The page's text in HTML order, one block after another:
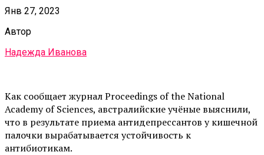
Янв 27, 2023
Автор
Надежда Иванова
Как сообщает журнал Proceedings of the National
Academy of Sciences, австралийские учёные выяснили,
что в результате приема антидепрессантов у кишечной
палочки вырабатывается устойчивость к
антибиотикам.